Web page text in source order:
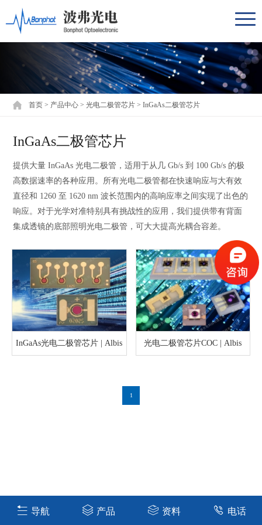
首页 > 产品中心 >光电二极管芯片 >InGaAs二极管芯片
InGaAs二极管芯片
提供大量 InGaAs 光电二极管，适用于从几 Gb/s 到 100 Gb/s 的极
高数据速率的各种应用。所有光电二极管都在快速响应与大有效
直径和 1260 至 1620 nm 波长范围内的高响应率之间实现了出色的
响应。对于光学对准特别具有挑战性的应用，我们提供带有背面
集成透镜的底部照明光电二极管，可大大提高光耦合容差。
InGaAs光电二极管芯片 | Albis 光电二极管芯片COC | Albis
1
导航 产品 资料 电话